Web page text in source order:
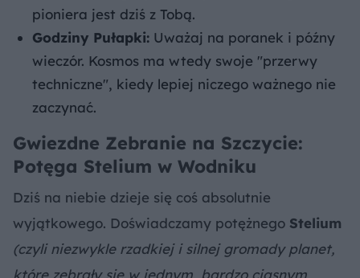
pioniera jest dziś z Tobą.
Godziny Pułapki: Uważaj na poranek i późny
wieczór. Kosmos ma wtedy swoje "przerwy
techniczne", kiedy lepiej niczego ważnego nie
zaczynać.
Gwiezdne Zebranie na Szczycie:
Potęga Stelium w Wodniku
Dziś na niebie dzieje się coś absolutnie
wyjątkowego. Doświadczamy potężnego Stelium
(czyli niezwykle rzadkiej i silnej gromady planet,
które zebrały się w jednym, bardzo ciasnym